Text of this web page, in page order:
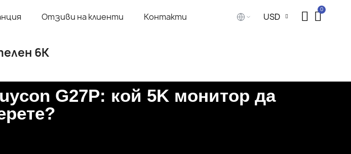
Отзиви на клиенти Контакти USD
6K
G27P: кой 5K монитор да